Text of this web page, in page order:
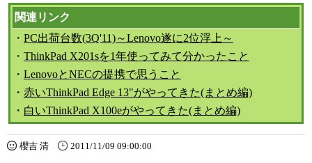
関連リンク
・ PC出荷台数(3Q'11)～Lenovo遂に2位浮上～
・ ThinkPad X201sを1年使ってみて分かったこと
・ LenovoとNECの提携で思うこと
・ 赤いThinkPad Edge 13"がやってきた(まとめ編)
・ 白いThinkPad X100eがやってきた(まとめ編)
櫻吉 清 2011/11/09 09:00:00